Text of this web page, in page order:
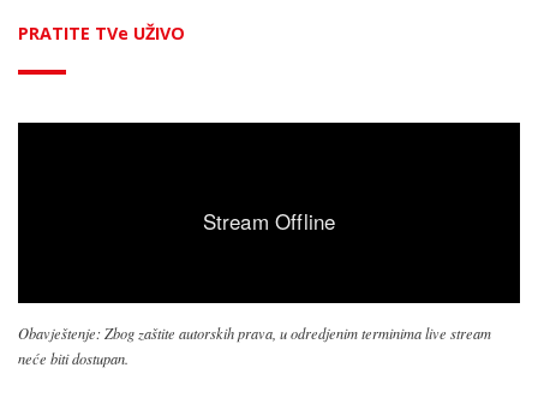
PRATITE TVe UŽIVO
Obavještenje: Zbog zaštite autorskih prava, u odredjenim terminima live stream
neće biti dostupan.